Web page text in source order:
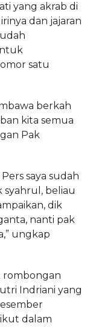
yang akrab di
dan jajaran
satu
berkah
kita semua
Pak
saya sudah
syahrul, beliau
dik
nanti pak
ungkap
rombongan
Indriani yang
dalam